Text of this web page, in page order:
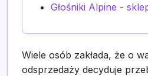
Głośniki Alpine -
Wiele osób zakłada, że o
odsprzedaży decyduje